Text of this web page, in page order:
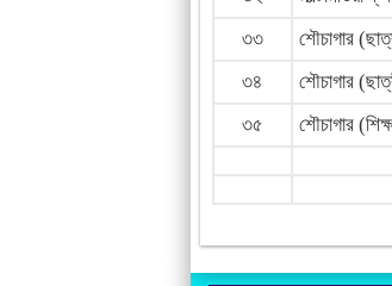
৩৩
শৌচাগার
৩৪
শৌচাগার
৩৫
শৌচাগার